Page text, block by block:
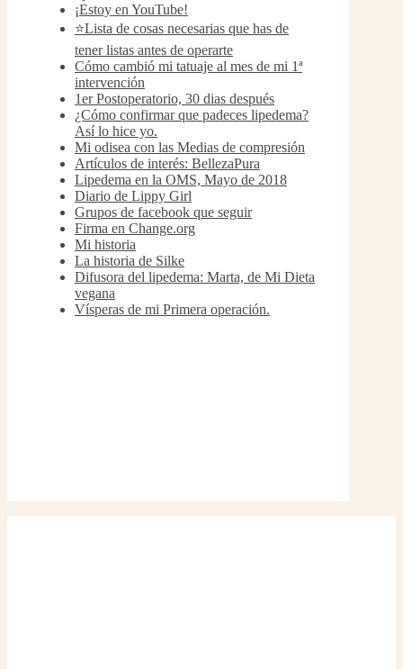
¡Estoy en YouTube!
⭐Lista de cosas necesarias que has de
tener listas antes de operarte
Cómo cambió mi tatuaje al mes de mi 1ª
intervención
1er Postoperatorio, 30 dias después
¿Cómo confirmar que padeces lipedema?
Así lo hice yo.
Mi odisea con las Medias de compresión
Artículos de interés: BellezaPura
Lipedema en la OMS, Mayo de 2018
Diario de Lippy Girl
Grupos de facebook que seguir
Firma en Change.org
Mi historia
La historia de Silke
Difusora del lipedema: Marta, de Mi Dieta
vegana
Vísperas de mi Primera operación.